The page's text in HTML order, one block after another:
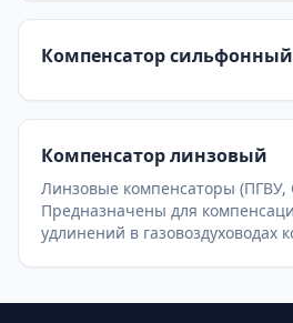
Компенсатор сильфонный
Компенсатор линзовый
Линзовые компенсаторы (ПГВУ,
Предназначены для
удлинений в газовоздуховодах
линз (от 1 до 4).